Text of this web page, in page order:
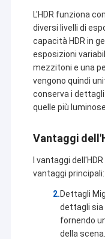
L'HDR funziona
diversi livelli di
capacità HDR in
esposizioni
mezzitoni e una
vengono quindi
conserva i
quelle più
Vantaggi
I vantaggi
vantaggi principali:
Dettagli
dettagli sia
fornendo
della scena.